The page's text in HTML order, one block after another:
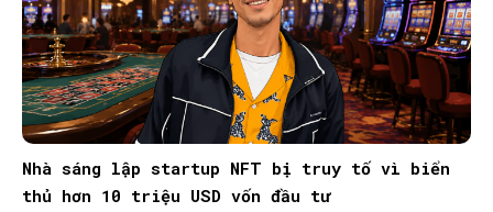
Nhà sáng lập startup NFT bị truy tố vì biển
thủ hơn 10 triệu USD vốn đầu tư